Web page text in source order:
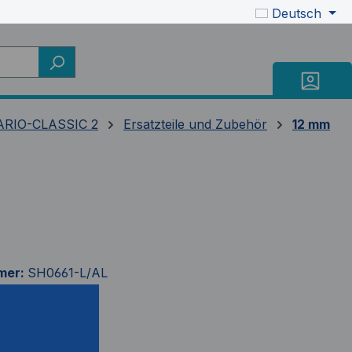
Deutsch
CLASSIC 2 Ersatzteile und Zubehör 12 mm
SH0661-L/AL